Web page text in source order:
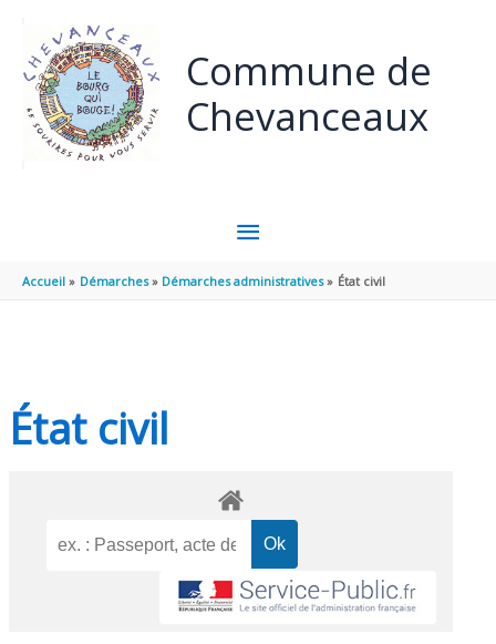
Commune de
Chevanceaux
MENU
PRINCIPAL
Accueil Démarches Démarches administratives État civil
État civil